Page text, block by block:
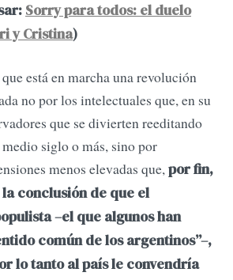
Sorry para todos: el duelo
y Cristina)
está en marcha una revolución
no por los intelectuales que, en su
que se divierten reeditando
siglo o más, sino por
menos elevadas que,por fin,
conclusión de que el
–el que algunos han
común de los argentinos”–,
lo tanto al país le convendría